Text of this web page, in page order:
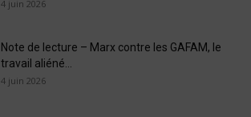
4 juin 2026
Note de lecture – Marx contre les GAFAM, le
travail aliéné...
4 juin 2026